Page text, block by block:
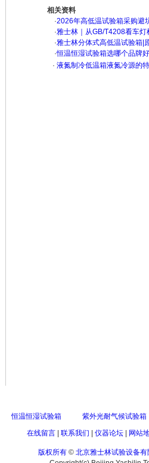
相关资料
·2026年高低温试验箱采购
·雅士林｜从GB/T4208看车
·雅士林分体式高低温试验箱|
·恒温恒湿试验箱选哪个品牌
· 液氮制冷低温箱液氮冷源的
恒温恒湿试验箱
紫外光耐气候试验箱
在线留言| 联系我们 仪器论坛| 网站
版权所有 © 北京雅士林试验设备有